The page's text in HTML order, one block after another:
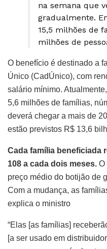
na semana que
gradualmente.
15,5 milhões de
milhões de
O benefício é destinado a
Único (CadÚnico), com
salário mínimo.
5,6 milhões de famílias,
deverá chegar a mais de
estão previstos R$ 13,6
Cada família beneficiada
108 a cada dois meses. O
preço médio do botijão de
Com a mudança, as
explica o ministro
“Elas [as famílias]
[a ser usado em